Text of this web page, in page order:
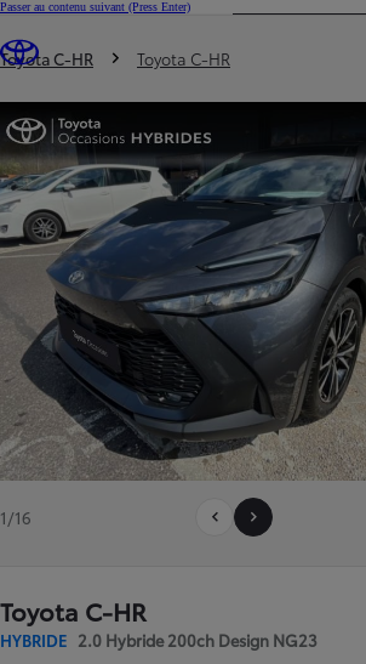
Passer au contenu suivant (Press Enter)
Trouvez un partenaire Toyota
Vous êtes ici
Toyota C-HR Toyota C-HR
1/16
Toyota C-HR
HYBRIDE 2.0 Hybride 200ch Design NG23